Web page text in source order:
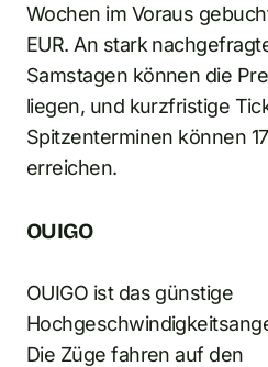
Wochen im Voraus
EUR. An stark
Samstagen können die
liegen, und kurzfristige
Spitzenterminen können
erreichen.
OUIGO
OUIGO ist das günstige
Die Züge fahren auf den